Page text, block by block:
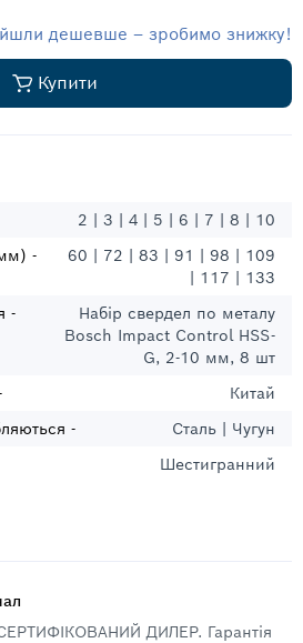
дешевше – зробимо знижку!
Купити
2 | 3 | 4 | 5 | 6 | 7 | 8 | 10
-
60 | 72 | 83 | 91 | 98 | 109
| 117 | 133
-
Набір свердел по металу
Bosch Impact Control HSS-
G, 2-10 мм, 8 шт
Китай
-
Сталь | Чугун
Шестигранний
ДИЛЕР. Гарантія